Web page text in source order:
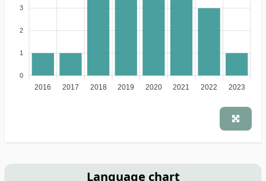
3
2
1
0
2016 2017 2018 2019 2020 2021 2022 2023
Language chart